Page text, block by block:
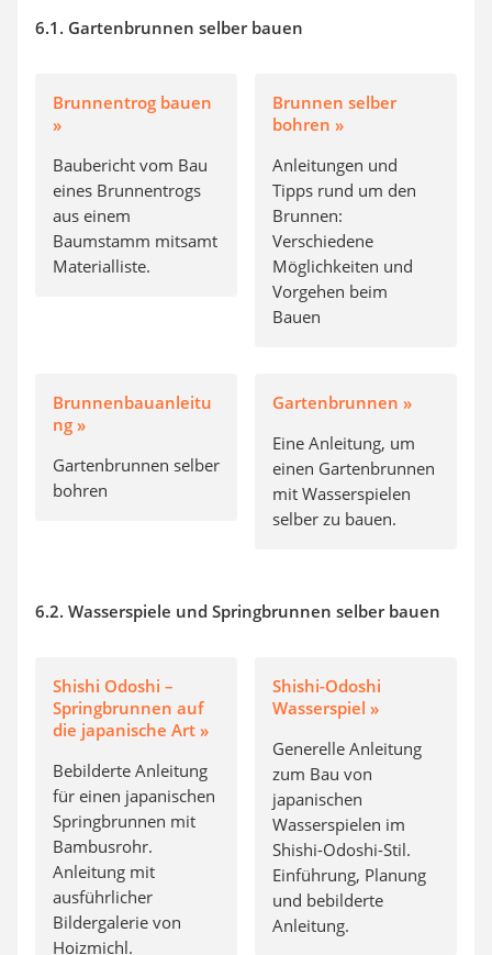
6.1. Gartenbrunnen selber bauen
Brunnentrog bauen
»
Baubericht vom Bau
eines Brunnentrogs
aus einem
Baumstamm mitsamt
Materialliste.
Brunnen selber
bohren »
Anleitungen und
Tipps rund um den
Brunnen:
Verschiedene
Möglichkeiten und
Vorgehen beim
Bauen
Brunnenbauanleitu
ng »
Gartenbrunnen selber
bohren
Gartenbrunnen »
Eine Anleitung, um
einen Gartenbrunnen
mit Wasserspielen
selber zu bauen.
6.2. Wasserspiele und Springbrunnen selber bauen
Shishi Odoshi –
Springbrunnen auf
die japanische Art »
Bebilderte Anleitung
für einen japanischen
Springbrunnen mit
Bambusrohr.
Anleitung mit
ausführlicher
Bildergalerie von
Hoizmichl.
Shishi-Odoshi
Wasserspiel »
Generelle Anleitung
zum Bau von
japanischen
Wasserspielen im
Shishi-Odoshi-Stil.
Einführung, Planung
und bebilderte
Anleitung.